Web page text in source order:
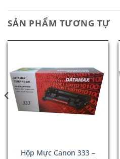
SẢN PHẨM TƯƠNG TỰ
Hộp Mực Canon 333 –